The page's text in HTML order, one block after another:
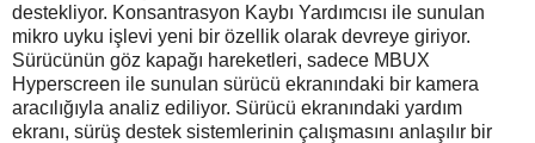
destekliyor. Konsantrasyon Kaybı Yardımcısı ile sunulan
mikro uyku işlevi yeni bir özellik olarak devreye giriyor.
Sürücünün göz kapağı hareketleri, sadece MBUX
Hyperscreen ile sunulan sürücü ekranındaki bir kamera
aracılığıyla analiz ediliyor. Sürücü ekranındaki yardım
ekranı, sürüş destek sistemlerinin çalışmasını anlaşılır bir